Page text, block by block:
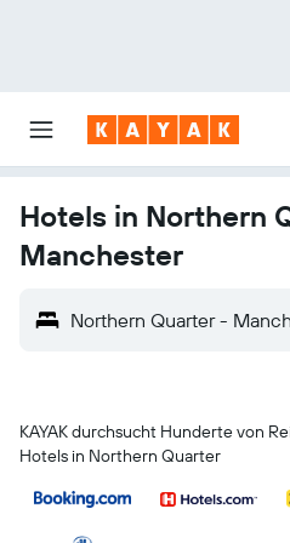
Hotels in Northern
Manchester
Northern Quarter -
KAYAK durchsucht Hunderte von
Hotels in Northern Quarter